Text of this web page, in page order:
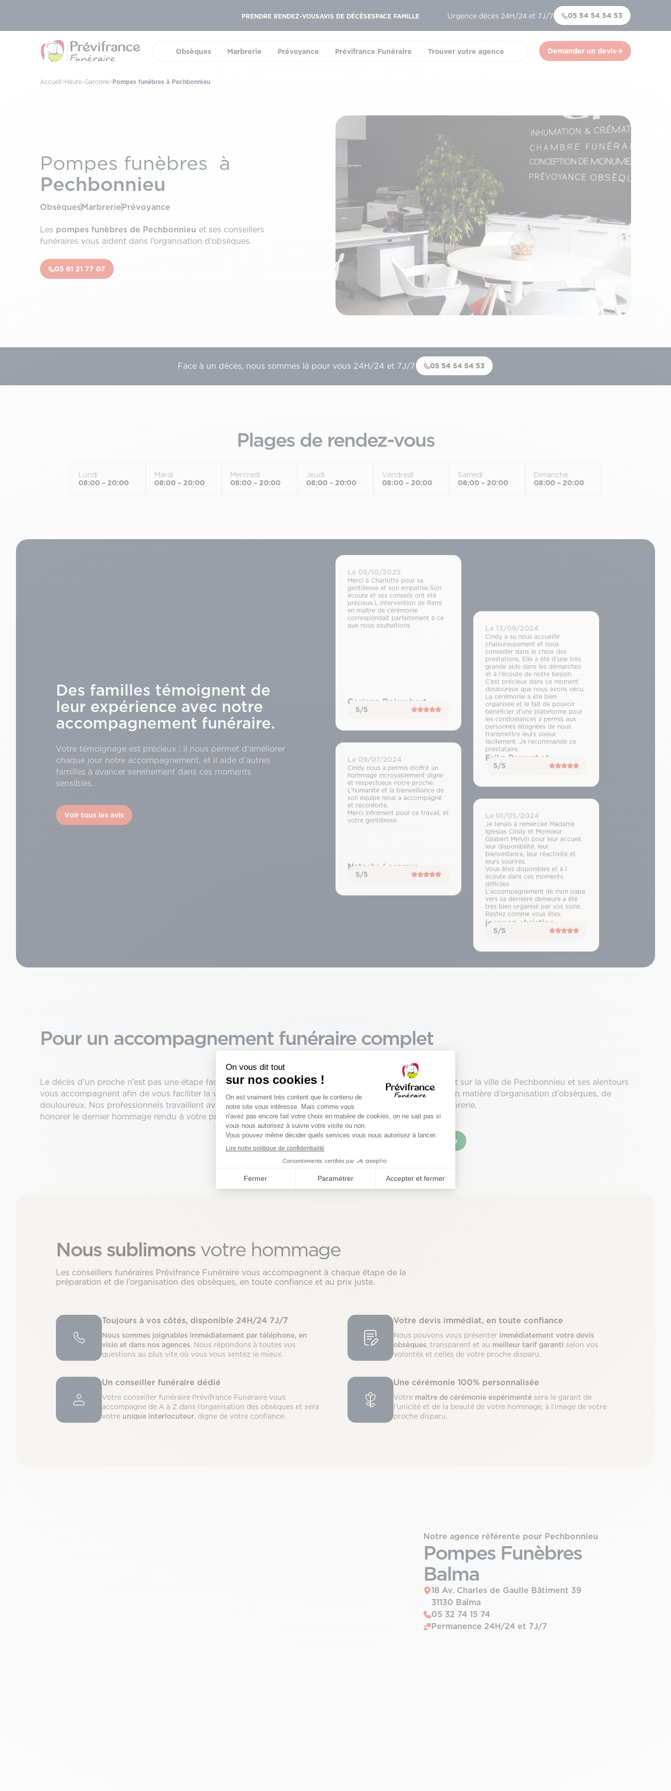
PRENDRE RENDEZ-VOUSAVIS DE DÉCÈSESPACE FAMILLE Urgence décès 24H/24 et 7J/7 05 54 54 54 53
Obsèques
Marbrerie
Prévoyance
Prévifrance Funéraire
Trouver votre agence Demander un devis
Accueil Haute-Garonne Pompes funèbres à Pechbonnieu
Pompes funèbres à
Pechbonnieu
ObsèquesMarbreriePrévoyance
Les pompes funèbres de Pechbonnieu et ses conseillers
funéraires vous aident dans l’organisation d’obsèques.
05 61 21 77 07
Face à un décès, nous sommes là pour vous 24H/24 et 7J/7 05 54 54 54 53
Plages de rendez-vous
Lundi
08:00 – 20:00
Mardi
08:00 – 20:00
Mercredi
08:00 – 20:00
Jeudi
08:00 – 20:00
Vendredi
08:00 – 20:00
Samedi
08:00 – 20:00
Dimanche
08:00 – 20:00
Des familles témoignent de
leur expérience avec notre
accompagnement funéraire.
Votre témoignage est précieux : il nous permet d’améliorer
chaque jour notre accompagnement, et il aide d’autres
familles à avancer sereinement dans ces moments
sensibles.
Voir tous les avis
Le 05/10/2025
Merci à Charlotte pour sa
gentillesse et son empathie.Son
écoute et ses conseils ont été
précieux.L intervention de Remi
en maître de cérémonie
correspondait parfaitement à ce
que nous souhaitions.
Corinne Boisrobert
5/5
Le 13/09/2024
Cindy a su nous accueillir
chaleureusement et nous
conseiller dans le choix des
prestations. Elle a été d’une très
grande aide dans les démarches
et à l’écoute de notre besoin.
C’est précieux dans ce moment
douloureux que nous avons vécu.
La cérémonie a été bien
organisée et le fait de pouvoir
bénéficier d’une plateforme pour
les condoléances a permis aux
personnes éloignées de nous
transmettre leurs voeux
facilement. Je recommande ce
prestataire.
Erika Perruchot
5/5
Le 09/07/2024
Cindy nous a permis d’offrir un
hommage incroyablement digne
et respectueux notre proche.
L’humanité et la bienveillance de
son équipe nous a accompagné
et réconforté.
Merci infiniment pour ce travail, et
votre gentillesse.
Natacha Lecamus
5/5
Le 01/05/2024
Je tenais à remercier Madame
Iglesias Cindy et Monsieur
Gilabert Melvin pour leur accueil,
leur disponibilité, leur
bienveillance, leur réactivité et
leurs sourires.
Vous êtes disponibles et à l
écoute dans ces moments
difficiles
L’accompagnement de mon papa
vers sa dernière demeure a été
très bien organisé par vos soins.
Restez comme vous êtes.
jeannez christine
5/5
Pour un accompagnement funéraire complet
Le décès d’un proche n’est pas une étape facile. Nos conseillers funéraires
vous accompagnent afin de vous faciliter la vie durant ce moment
douloureux. Nos professionnels travaillent avec respect et dignité pour
honorer le dernier hommage rendu à votre proche disparu.
Prévifrance Funéraire intervient sur la ville de Pechbonnieu et ses alentours
pour répondre à vos besoins en matière d’organisation d’obsèques, de
prévoyance ou encore de marbrerie.
Prendre rendez-vous en agence
Nous sublimonsvotre hommage
Les conseillers funéraires Prévifrance Funéraire vous accompagnent à chaque étape de la
préparation et de l’organisation des obsèques, en toute confiance et au prix juste.
Toujours à vos côtés, disponible 24H/24 7J/7
Nous sommes joignables immédiatement par téléphone, en
visio et dans nos agences. Nous répondons à toutes vos
questions au plus vite où vous vous sentez le mieux.
Votre devis immédiat, en toute confiance
Nous pouvons vous présenter immédiatement votre devis
obsèques , transparent et au meilleur tarif garanti selon vos
volontés et celles de votre proche disparu.
Un conseiller funéraire dédié
Votre conseiller funéraire Prévifrance Funéraire vous
accompagne de A à Z dans l’organisation des obsèques et sera
votre unique interlocuteur , digne de votre confiance.
Une cérémonie 100% personnalisée
Votre maître de cérémonie expérimenté sera le garant de
l’unicité et de la beauté de votre hommage, à l’image de votre
proche disparu.
Notre agence référente pour Pechbonnieu
Pompes Funèbres
Balma
18 Av. Charles de Gaulle Bâtiment 39
31130 Balma
05 32 74 15 74
Permanence 24H/24 et 7J/7